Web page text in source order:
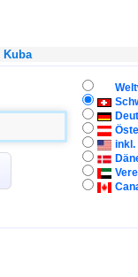
Kuba
inkl.